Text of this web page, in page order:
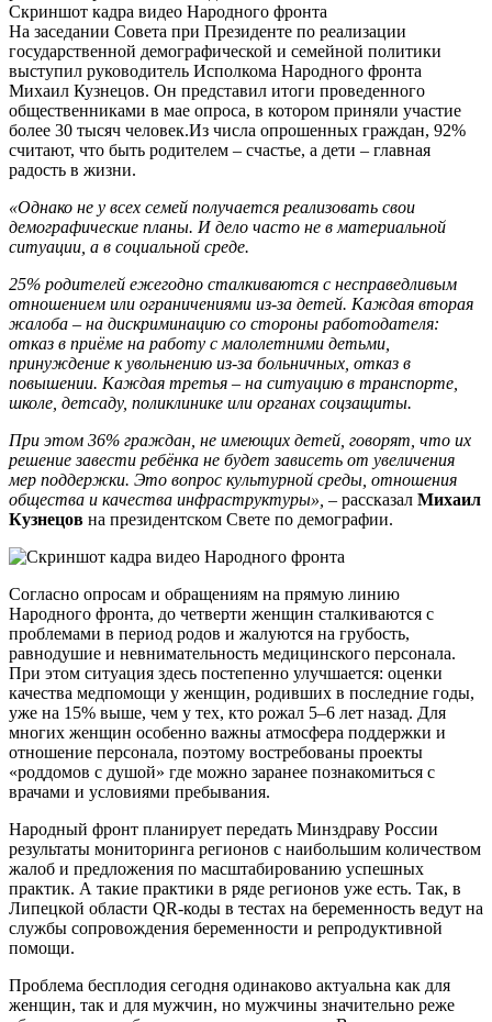
Скриншот кадра видео Народного фронта
На заседании Совета при Президенте по реализации
государственной демографической и семейной политики
выступил руководитель Исполкома Народного фронта
Михаил Кузнецов. Он представил итоги проведенного
общественниками в мае опроса, в котором приняли участие
более 30 тысяч человек.Из числа опрошенных граждан, 92%
считают, что быть родителем – счастье, а дети – главная
радость в жизни.
«Однако не у всех семей получается реализовать свои
демографические планы. И дело часто не в материальной
ситуации, а в социальной среде.
25% родителей ежегодно сталкиваются с несправедливым
отношением или ограничениями из-за детей. Каждая вторая
жалоба – на дискриминацию со стороны работодателя:
отказ в приёме на работу с малолетними детьми,
принуждение к увольнению из-за больничных, отказ в
повышении. Каждая третья – на ситуацию в транспорте,
школе, детсаду, поликлинике или органах соцзащиты.
При этом 36% граждан, не имеющих детей, говорят, что их
решение завести ребёнка не будет зависеть от увеличения
мер поддержки. Это вопрос культурной среды, отношения
общества и качества инфраструктуры», – рассказал Михаил
Кузнецов на президентском Свете по демографии.
Согласно опросам и обращениям на прямую линию
Народного фронта, до четверти женщин сталкиваются с
проблемами в период родов и жалуются на грубость,
равнодушие и невнимательность медицинского персонала.
При этом ситуация здесь постепенно улучшается: оценки
качества медпомощи у женщин, родивших в последние годы,
уже на 15% выше, чем у тех, кто рожал 5–6 лет назад. Для
многих женщин особенно важны атмосфера поддержки и
отношение персонала, поэтому востребованы проекты
«роддомов с душой» где можно заранее познакомиться с
врачами и условиями пребывания.
Народный фронт планирует передать Минздраву России
результаты мониторинга регионов с наибольшим количеством
жалоб и предложения по масштабированию успешных
практик. А такие практики в ряде регионов уже есть. Так, в
Липецкой области QR-коды в тестах на беременность ведут на
службы сопровождения беременности и репродуктивной
помощи.
Проблема бесплодия сегодня одинаково актуальна как для
женщин, так и для мужчин, но мужчины значительно реже